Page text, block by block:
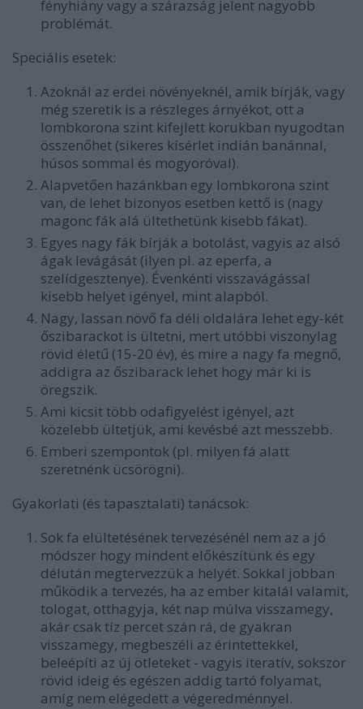
fényhiány vagy a szárazság jelent nagyobb
problémát.
Speciális esetek:
Azoknál az erdei növényeknél, amik bírják, vagy
még szeretik is a részleges árnyékot, ott a
lombkorona szint kifejlett korukban nyugodtan
összenőhet (sikeres kísérlet indián banánnal,
húsos sommal és mogyoróval).
Alapvetően hazánkban egy lombkorona szint
van, de lehet bizonyos esetben kettő is (nagy
magonc fák alá ültethetünk kisebb fákat).
Egyes nagy fák bírják a botolást, vagyis az alsó
ágak levágását (ilyen pl. az eperfa, a
szelídgesztenye). Évenkénti visszavágással
kisebb helyet igényel, mint alapból.
Nagy, lassan növő fa déli oldalára lehet egy-két
őszibarackot is ültetni, mert utóbbi viszonylag
rövid életű (15-20 év), és mire a nagy fa megnő,
addigra az őszibarack lehet hogy már ki is
öregszik.
Ami kicsit több odafigyelést igényel, azt
közelebb ültetjük, ami kevésbé azt messzebb.
Emberi szempontok (pl. milyen fá alatt
szeretnénk ücsörögni).
Gyakorlati (és tapasztalati) tanácsok:
Sok fa elültetésének tervezésénél nem az a jó
módszer hogy mindent előkészítünk és egy
délután megtervezzük a helyét. Sokkal jobban
működik a tervezés, ha az ember kitalál valamit,
tologat, otthagyja, két nap múlva visszamegy,
akár csak tíz percet szán rá, de gyakran
visszamegy, megbeszéli az érintettekkel,
beleépíti az új ötleteket - vagyis iteratív, sokszor
rövid ideig és egészen addig tartó folyamat,
amíg nem elégedett a végeredménnyel.